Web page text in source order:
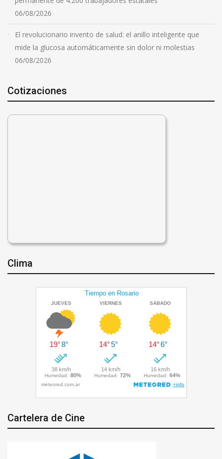
06/08/2026
El revolucionario invento de salud: el anillo inteligente que
mide la glucosa automáticamente sin dolor ni molestias
06/08/2026
Cotizaciones
Clima
Cartelera de Cine